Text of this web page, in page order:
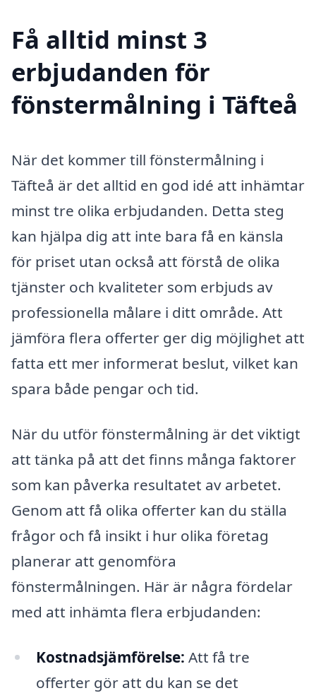
Få alltid minst 3
erbjudanden för
fönstermålning i Täfteå
När det kommer till fönstermålning i
Täfteå är det alltid en god idé att inhämtar
minst tre olika erbjudanden. Detta steg
kan hjälpa dig att inte bara få en känsla
för priset utan också att förstå de olika
tjänster och kvaliteter som erbjuds av
professionella målare i ditt område. Att
jämföra flera offerter ger dig möjlighet att
fatta ett mer informerat beslut, vilket kan
spara både pengar och tid.
När du utför fönstermålning är det viktigt
att tänka på att det finns många faktorer
som kan påverka resultatet av arbetet.
Genom att få olika offerter kan du ställa
frågor och få insikt i hur olika företag
planerar att genomföra
fönstermålningen. Här är några fördelar
med att inhämta flera erbjudanden:
Kostnadsjämförelse: Att få tre
offerter gör att du kan se det